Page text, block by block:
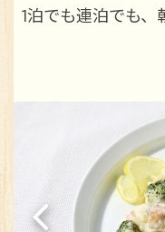
1泊でも連泊でも